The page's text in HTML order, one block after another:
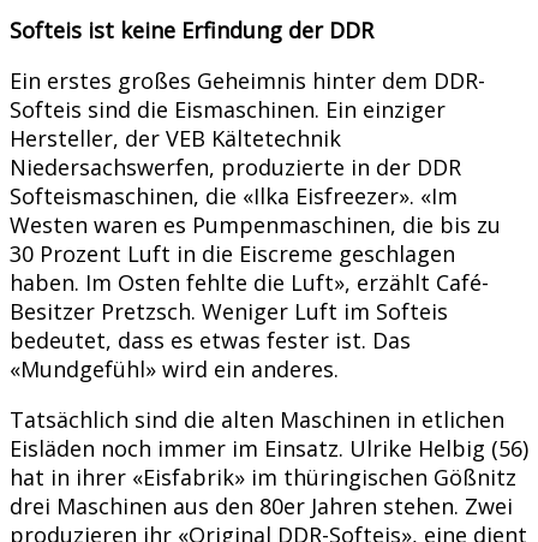
Softeis ist keine Erfindung der DDR
Ein erstes großes Geheimnis hinter dem DDR-
Softeis sind die Eismaschinen. Ein einziger
Hersteller, der VEB Kältetechnik
Niedersachswerfen, produzierte in der DDR
Softeismaschinen, die «Ilka Eisfreezer». «Im
Westen waren es Pumpenmaschinen, die bis zu
30 Prozent Luft in die Eiscreme geschlagen
haben. Im Osten fehlte die Luft», erzählt Café-
Besitzer Pretzsch. Weniger Luft im Softeis
bedeutet, dass es etwas fester ist. Das
«Mundgefühl» wird ein anderes.
Tatsächlich sind die alten Maschinen in etlichen
Eisläden noch immer im Einsatz. Ulrike Helbig (56)
hat in ihrer «Eisfabrik» im thüringischen Gößnitz
drei Maschinen aus den 80er Jahren stehen. Zwei
produzieren ihr «Original DDR-Softeis», eine dient